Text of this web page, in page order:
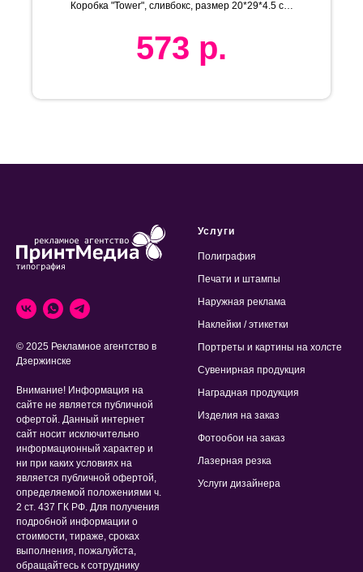
Коробка "Tower", сливбокс, размер 20*29*4.5 см,
573 р.
© 2025 Рекламное агентство в
Дзержинске
Внимание! Информация на
сайте не является публичной
офертой. Данный интернет
сайт носит исключительно
информационный характер и
ни при каких условиях на
является публичной офертой,
определяемой положениями ч.
2 ст. 437 ГК РФ. Для получения
подробной информации о
стоимости, тираже, сроках
выполнения, пожалуйста,
обращайтесь к сотруднику
Услуги
Полиграфия
Печати и штампы
Наружная реклама
Наклейки / этикетки
Портреты и картины на холсте
Сувенирная продукция
Наградная продукция
Изделия на заказ
Фотообои на заказ
Лазерная резка
Услуги дизайнера